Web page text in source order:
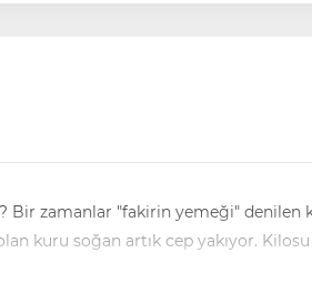
Bir zamanlar "fakirin yemeği" denilen
kuru soğan artık cep yakıyor. Kilosu